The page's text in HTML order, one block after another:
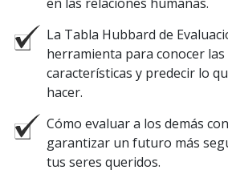
La Tabla Hubbard de
herramienta para conocer las
características y predecir lo
hacer.
Cómo evaluar a los demás
garantizar un futuro más
tus seres queridos.